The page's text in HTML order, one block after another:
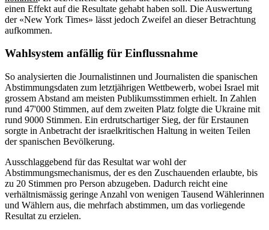
einen Effekt auf die Resultate gehabt haben soll. Die Auswertung
der «New York Times» lässt jedoch Zweifel an dieser Betrachtung
aufkommen.
Wahlsystem anfällig für Einflussnahme
So analysierten die Journalistinnen und Journalisten die spanischen
Abstimmungsdaten zum letztjährigen Wettbewerb, wobei Israel mit
grossem Abstand am meisten Publikumsstimmen erhielt. In Zahlen
rund 47'000 Stimmen, auf dem zweiten Platz folgte die Ukraine mit
rund 9000 Stimmen. Ein erdrutschartiger Sieg, der für Erstaunen
sorgte in Anbetracht der israelkritischen Haltung in weiten Teilen
der spanischen Bevölkerung.
Ausschlaggebend für das Resultat war wohl der
Abstimmungsmechanismus, der es den Zuschauenden erlaubte, bis
zu 20 Stimmen pro Person abzugeben. Dadurch reicht eine
verhältnismässig geringe Anzahl von wenigen Tausend Wählerinnen
und Wählern aus, die mehrfach abstimmen, um das vorliegende
Resultat zu erzielen.